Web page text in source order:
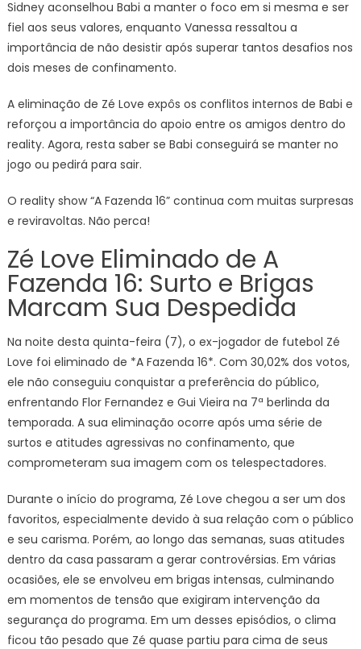
Sidney aconselhou Babi a manter o foco em si mesma e ser
fiel aos seus valores, enquanto Vanessa ressaltou a
importância de não desistir após superar tantos desafios nos
dois meses de confinamento.
A eliminação de Zé Love expôs os conflitos internos de Babi e
reforçou a importância do apoio entre os amigos dentro do
reality. Agora, resta saber se Babi conseguirá se manter no
jogo ou pedirá para sair.
O reality show “A Fazenda 16” continua com muitas surpresas
e reviravoltas. Não perca!
Zé Love Eliminado de A
Fazenda 16: Surto e Brigas
Marcam Sua Despedida
Na noite desta quinta-feira (7), o ex-jogador de futebol Zé
Love foi eliminado de *A Fazenda 16*. Com 30,02% dos votos,
ele não conseguiu conquistar a preferência do público,
enfrentando Flor Fernandez e Gui Vieira na 7ª berlinda da
temporada. A sua eliminação ocorre após uma série de
surtos e atitudes agressivas no confinamento, que
comprometeram sua imagem com os telespectadores.
Durante o início do programa, Zé Love chegou a ser um dos
favoritos, especialmente devido à sua relação com o público
e seu carisma. Porém, ao longo das semanas, suas atitudes
dentro da casa passaram a gerar controvérsias. Em várias
ocasiões, ele se envolveu em brigas intensas, culminando
em momentos de tensão que exigiram intervenção da
segurança do programa. Em um desses episódios, o clima
ficou tão pesado que Zé quase partiu para cima de seus